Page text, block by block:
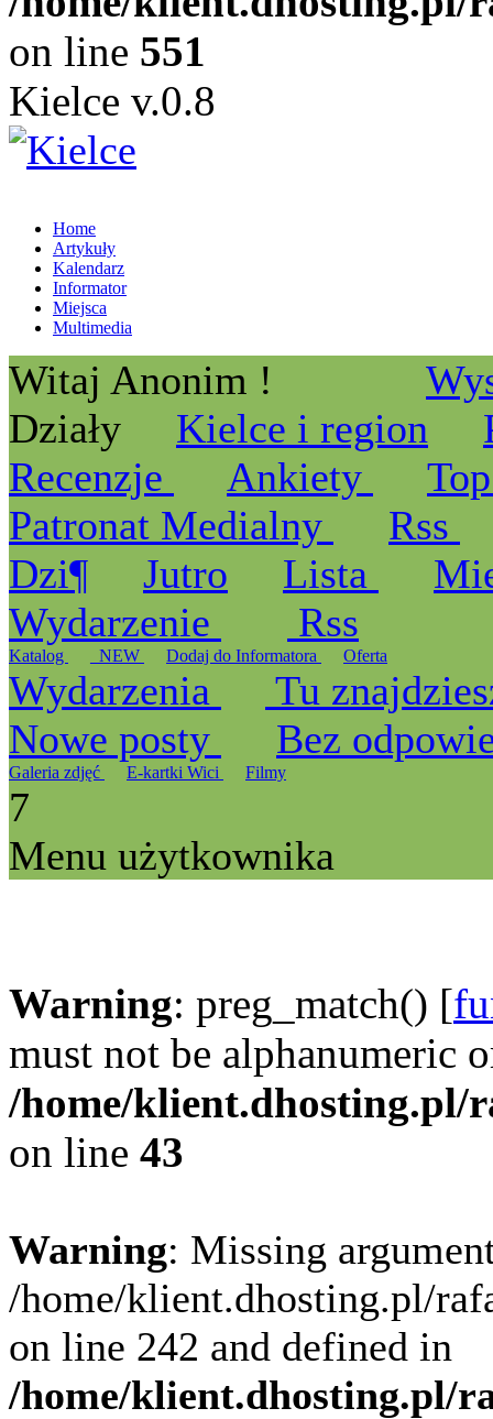
on line 551
Kielce v.0.8
Home
Artykuły
Kalendarz
Informator
Miejsca
Multimedia
Witaj Anonim !
Działy
Kielce i region
Recenzje
Ankiety
Patronat Medialny
Rss
Dzi¶
Jutro Lista
Wydarzenie
Rss
Katalog _NEW Dodaj do Informatora Oferta
Wydarzenia
Tu
Nowe posty
Bez
Galeria zdjęć E-kartki Wici Filmy
7
Menu użytkownika
Warning: preg_match() [
must not be alphanumeric
/home/klient.dhosting.pl/
on line 43
Warning: Missing
/home/klient.dhosting.pl/
on line 242 and defined in
/home/klient.dhosting.pl/